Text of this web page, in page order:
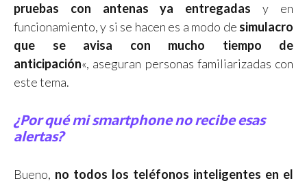
pruebas con antenas ya entregadas y en
funcionamiento, y si se hacen es a modo de simulacro
que se avisa con mucho tiempo de
anticipación«, aseguran personas familiarizadas con
este tema.
¿Por qué mi smartphone no recibe esas
alertas?
Bueno, no todos los teléfonos inteligentes en el